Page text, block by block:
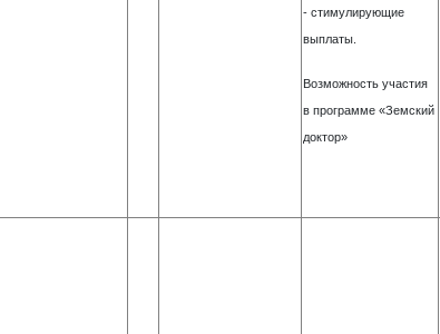
- стимулирующие
выплаты.
Возможность участия
в программе «Земский
доктор»